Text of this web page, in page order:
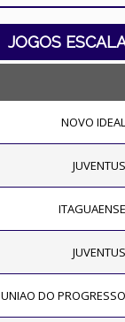
JOGOS
NOVO IDEAL
JUVENTUS
ITAGUAENSE
JUVENTUS
UNIAO DO PROGRESSO